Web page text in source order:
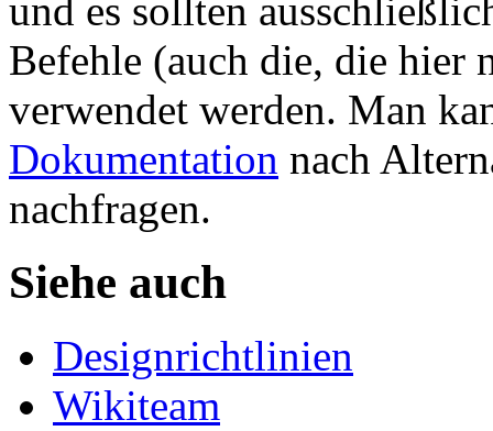
und es sollten
Befehle (auch die, die hier
verwendet werden. Man
Dokumentation nach
nachfragen.
Siehe auch
Designrichtlinien
Wikiteam